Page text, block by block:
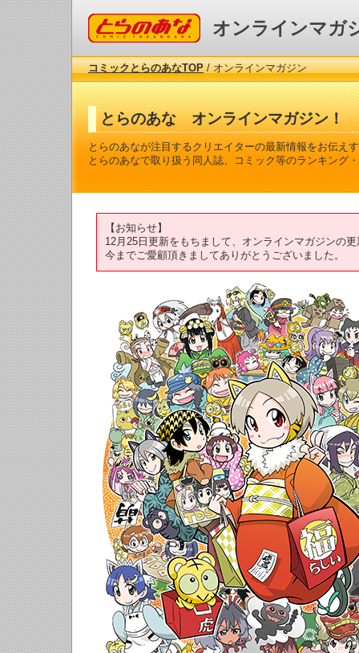
コミックとらのあな オンラインマガ
コミックとらのあなTOP/ オンラインマガジン
とらのあな オンラインマガジン！
とらのあなが注目するクリエイターの最新情報をお伝え
とらのあなで取り扱う同人誌、コミック等のランキング
【お知らせ】
12月25日更新をもちまして、オンラインマガジンの
今までご愛顧頂きましてありがとうございました。